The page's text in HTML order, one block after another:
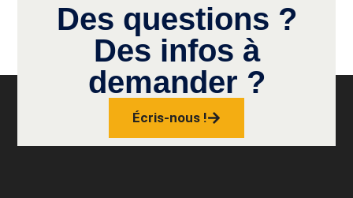
Des questions ?
Des infos à
demander ?
Écris-nous !